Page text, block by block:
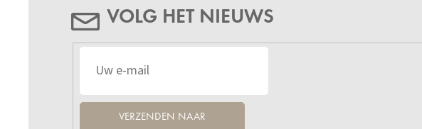
VOLG HET NIEUWS
VERZENDEN NAAR